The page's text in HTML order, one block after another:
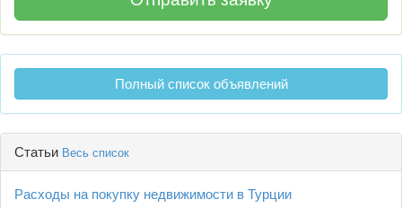
Полный список объявлений
Статьи Весь список
Расходы на покупку недвижимости в Турции